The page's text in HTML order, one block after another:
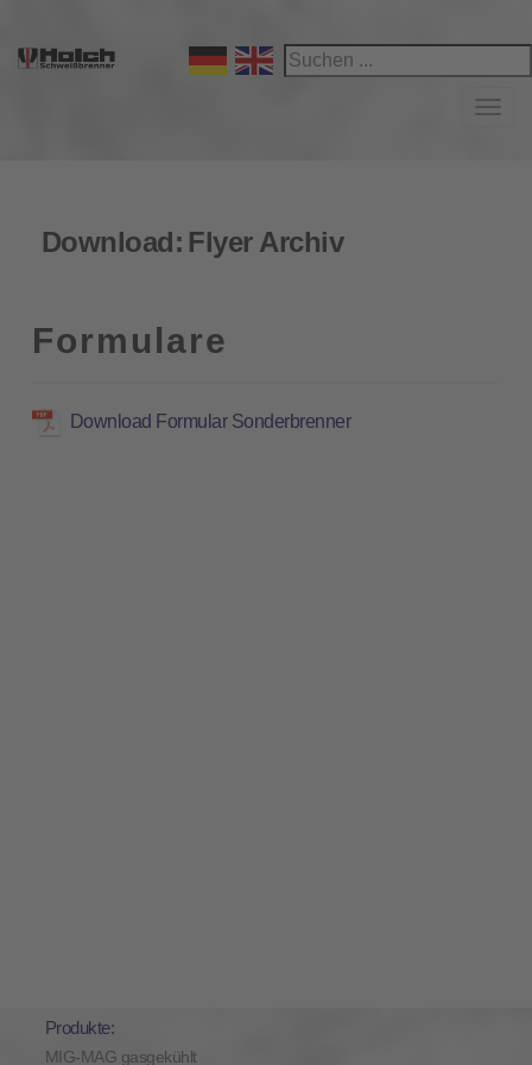
Download: Flyer Archiv
Formulare
Download Formular Sonderbrenner
Produkte:
MIG-MAG gasgekühlt